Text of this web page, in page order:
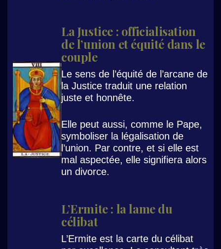
La Justice : officialisation
de l’union et équité dans le
couple
Le sens de l’équité de l’arcane de
la Justice traduit une relation
juste et honnête.
Elle peut aussi, comme le Pape,
symboliser la légalisation de
l’union. Par contre, et si elle est
mal aspectée, elle signifiera alors
un divorce.
L’Ermite : la lame du
célibat
L’Ermite est la carte du célibat